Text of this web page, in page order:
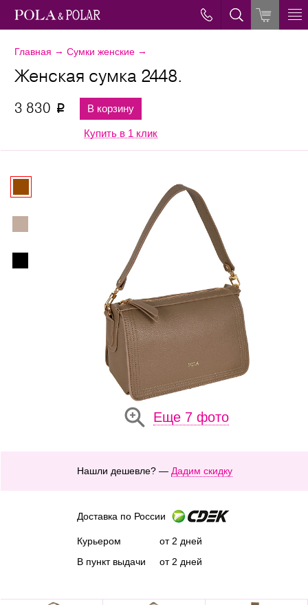
Главная → Сумки женские →
Еще 7 фото
Женская сумка 2448.
3 830 p В корзину
Купить в 1 клик
Нашли дешевле? — Дадим скидку
Доставка по России
Курьером
В пункт выдачи
от 2 дней
от 2 дней